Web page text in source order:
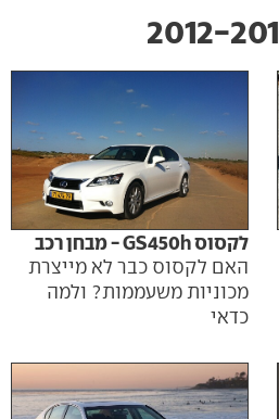
לקסוס GS450h - מבחן רכב
האם לקסוס כבר לא מייצרת
מכוניות משעממות? ולמה
כדאי